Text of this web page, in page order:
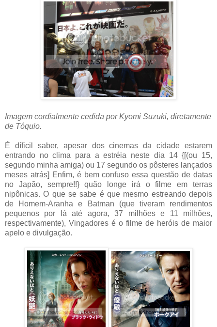
Imagem cordialmente cedida por Kyomi Suzuki, diretamente
de Tóquio.
É díficil saber, apesar dos cinemas da cidade estarem
entrando no clima para a estréia neste dia 14 {[(ou 15,
segundo minha amiga) ou 17 segundo os pôsteres lançados
meses atrás] Enfim, é bem confuso essa questão de datas
no Japão, sempre!!} quão longe irá o filme em terras
nipônicas. O que se sabe é que mesmo estreando depois
de Homem-Aranha e Batman (que tiveram rendimentos
pequenos por lá até agora, 37 milhões e 11 milhões,
respectivamente), Vingadores é o filme de heróis de maior
apelo e divulgação.